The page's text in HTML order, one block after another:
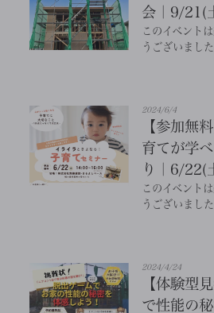
会｜9/21(
このイベント
うございました
2024/6/4
【参加無
育てが学
り｜6/22(
このイベント
うございました
2024/4/24
【体験型
で性能の